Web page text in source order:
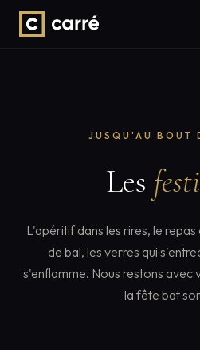
JUSQU'AU BOUT
Les
L'apéritif dans les rires, le
de bal, les verres qui
s'enflamme. Nous restons avec
la fête bat